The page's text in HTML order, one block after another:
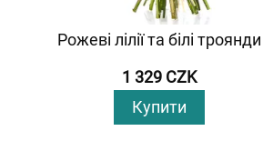
Рожеві лілії та білі троянди
1 329 CZK
Купити